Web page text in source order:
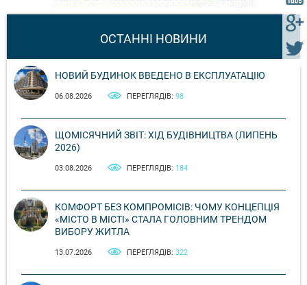
ОСТАННІ НОВИНИ
НОВИЙ БУДИНОК ВВЕДЕНО В ЕКСПЛУАТАЦІЮ
06.08.2026 ПЕРЕГЛЯДІВ: 98
ЩОМІСЯЧНИЙ ЗВІТ: ХІД БУДІВНИЦТВА (ЛИПЕНЬ
2026)
03.08.2026 ПЕРЕГЛЯДІВ: 184
КОМФОРТ БЕЗ КОМПРОМІСІВ: ЧОМУ КОНЦЕПЦІЯ
«МІСТО В МІСТІ» СТАЛА ГОЛОВНИМ ТРЕНДОМ
ВИБОРУ ЖИТЛА
13.07.2026 ПЕРЕГЛЯДІВ: 322